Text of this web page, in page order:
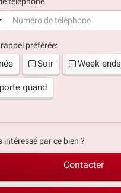
préférée:
Soir Week-ends
quand
intéressé par ce bien ?
Contacter